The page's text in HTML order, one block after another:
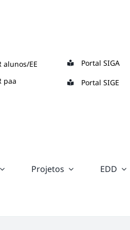
alunos/EE
paa
Portal SIGA
Portal SIGE
Projetos EDD